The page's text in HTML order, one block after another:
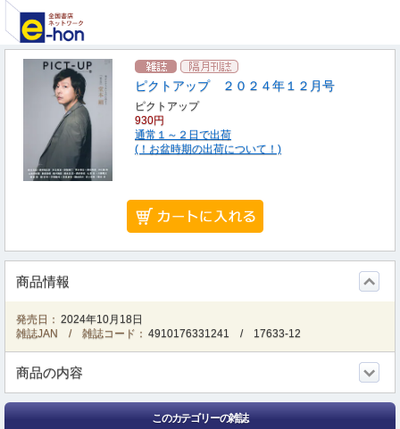
ピクトアップ ２０２４年１２月号
ピクトアップ
930円
通常１～２日で出荷
(！お盆時期の出荷について！)
商品情報
発売日： 2024年10月18日
雑誌JAN / 雑誌コード： 4910176331241 / 17633-12
商品の内容
このカテゴリーの雑誌